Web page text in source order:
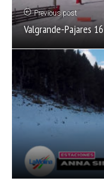
Previous post
Valgrande-Pajares